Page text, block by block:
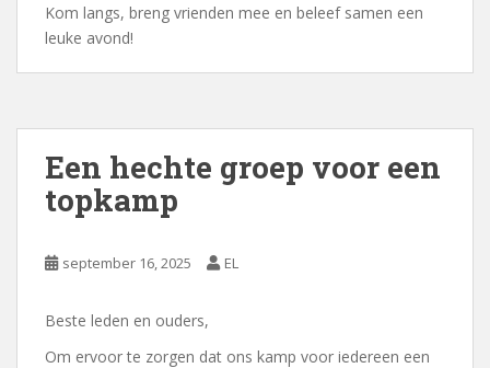
Kom langs, breng vrienden mee en beleef samen een
leuke avond!
Een hechte groep voor een
topkamp
september 16, 2025 EL
Beste leden en ouders,
Om ervoor te zorgen dat ons kamp voor iedereen een